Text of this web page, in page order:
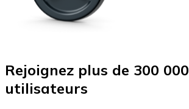
Rejoignez plus de 300 000
utilisateurs